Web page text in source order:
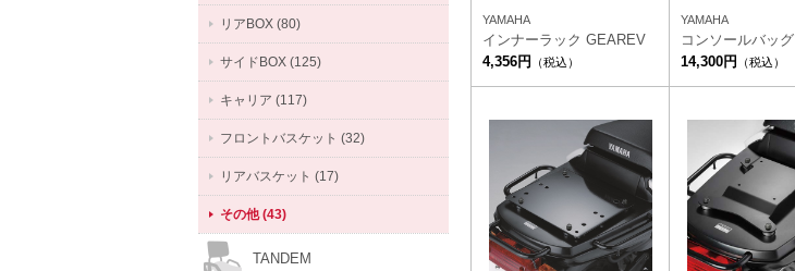
YAMAHA
インナーラック GEAREV
4,356円
（税込）
YAMAHA
コンソールバッグ
14,300円
（税込）
リアBOX (80)
サイドBOX (125)
キャリア (117)
フロントバスケット (32)
リアバスケット (17)
その他 (43)
TANDEM